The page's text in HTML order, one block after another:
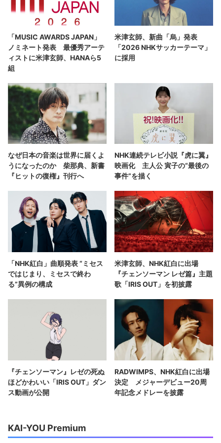
「MUSIC AWARDS JAPAN」
ノミネート発表 最優秀アーテ
ィストに米津玄師、HANAら5
組
米津玄師、新曲「烏」発表
「2026 NHKサッカーテーマ」
に採用
なぜ日本の音楽は世界に届くよ
うになったのか 柴那典、新書
『ヒットの復権』刊行へ
NHK連続テレビ小説『虎に翼』
映画化 主人公 寅子の“最後の
事件”を描く
「NHK紅白」曲順発表 “ミセス
ではじまり、ミセスで終わ
る”異例の構成
米津玄師、NHK紅白に出場
『チェンソーマン レゼ篇』主題
歌「IRIS OUT」を初披露
『チェンソーマン』レゼの死ぬ
ほどかわいい「IRIS OUT」ダン
ス動画が公開
RADWIMPS、NHK紅白に出場
決定 メジャーデビュー20周
年記念メドレーを披露
KAI-YOU Premium